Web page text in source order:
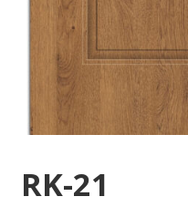
RK-21